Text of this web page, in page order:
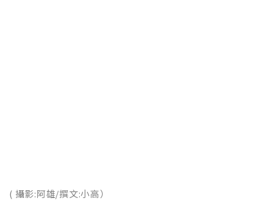
( 攝影:阿雄/撰文:小高）